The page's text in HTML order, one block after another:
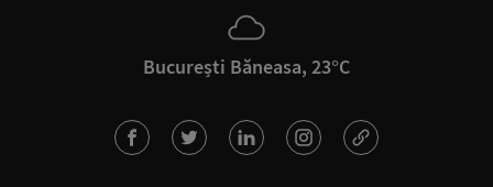
București Băneasa, 23°C